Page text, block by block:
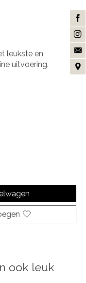
leukste en
uitvoering.
ook leuk